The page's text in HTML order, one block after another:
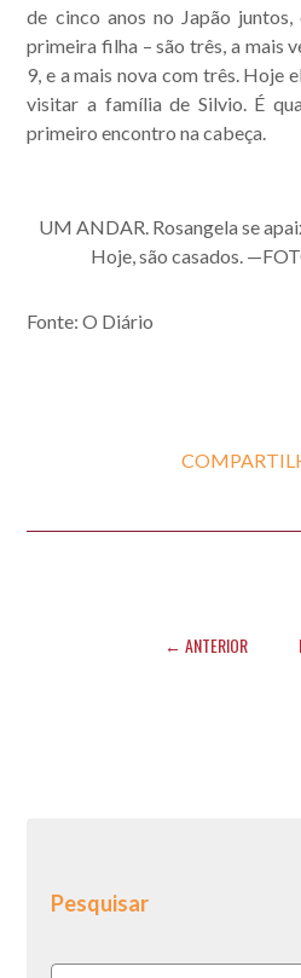
de cinco anos no Japão
primeira filha – são três, a mais
9, e a mais nova com três. Hoje
visitar a família de Silvio. É
primeiro encontro na cabeça.
UM ANDAR. Rosangela se
Hoje, são casados.
Fonte: O Diário
← ANTERIOR
Pesquisar